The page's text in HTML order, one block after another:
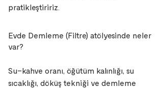
pratikleştiririz.
Evde Demleme (Filtre) atölyesinde neler
var?
Su–kahve oranı, öğütüm kalınlığı, su
sıcaklığı, döküş tekniği ve demleme